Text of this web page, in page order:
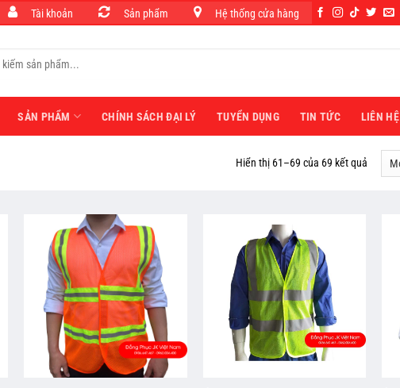
Tài khoản Sản phẩm Hệ thống cửa hàng
SẢN PHẨM CHÍNH SÁCH ĐẠI LÝ TUYỂN DỤNG TIN TỨC LIÊN HỆ
Hiển thị 61–69 của 69 kết quả